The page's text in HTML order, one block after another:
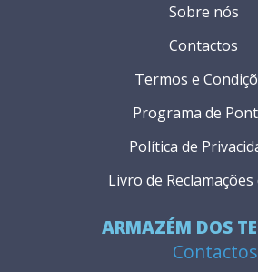
ARMAZÉM DOS
Contactos
Sobre nós
Contactos
Termos e
Programa de
Política de
Livro de